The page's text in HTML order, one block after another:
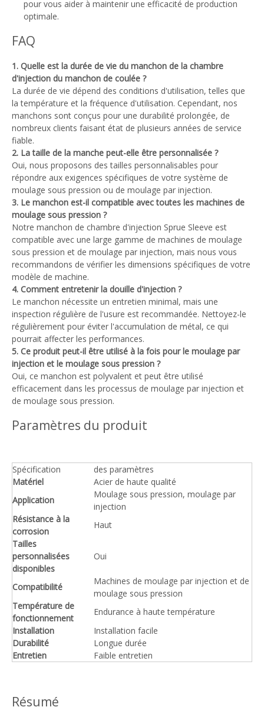
pour vous aider à maintenir une efficacité de production
optimale.
FAQ
1. Quelle est la durée de vie du manchon de la chambre
d'injection du manchon de coulée ?
La durée de vie dépend des conditions d'utilisation, telles que
la température et la fréquence d'utilisation. Cependant, nos
manchons sont conçus pour une durabilité prolongée, de
nombreux clients faisant état de plusieurs années de service
fiable.
2. La taille de la manche peut-elle être personnalisée ?
Oui, nous proposons des tailles personnalisables pour
répondre aux exigences spécifiques de votre système de
moulage sous pression ou de moulage par injection.
3. Le manchon est-il compatible avec toutes les machines de
moulage sous pression ?
Notre manchon de chambre d'injection Sprue Sleeve est
compatible avec une large gamme de machines de moulage
sous pression et de moulage par injection, mais nous vous
recommandons de vérifier les dimensions spécifiques de votre
modèle de machine.
4. Comment entretenir la douille d'injection ?
Le manchon nécessite un entretien minimal, mais une
inspection régulière de l'usure est recommandée. Nettoyez-le
régulièrement pour éviter l'accumulation de métal, ce qui
pourrait affecter les performances.
5. Ce produit peut-il être utilisé à la fois pour le moulage par
injection et le moulage sous pression ?
Oui, ce manchon est polyvalent et peut être utilisé
efficacement dans les processus de moulage par injection et
de moulage sous pression.
Paramètres du produit
Spécification
des paramètres
Matériel
Acier de haute qualité
Application
Moulage sous pression, moulage par
injection
Résistance à la
corrosion
Haut
Tailles
personnalisées
disponibles
Oui
Compatibilité
Machines de moulage par injection et de
moulage sous pression
Température de
fonctionnement
Endurance à haute température
Installation
Installation facile
Durabilité
Longue durée
Entretien
Faible entretien
Résumé